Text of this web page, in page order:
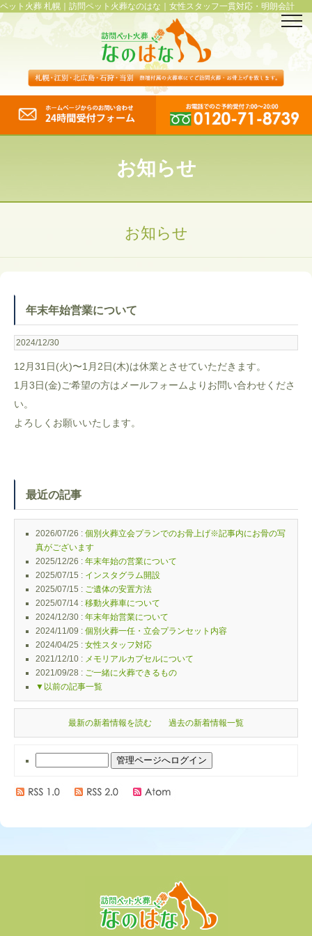
ペット火葬 札幌｜訪問ペット火葬なのはな｜女性スタッフ一貫対応・明朗会計
お知らせ
お知らせ
年末年始営業について
2024/12/30
12月31日(火)〜1月2日(木)は休業とさせていただきます。
1月3日(金)ご希望の方はメールフォームよりお問い合わせくださ
い。
よろしくお願いいたします。
最近の記事
2026/07/26 : 個別火葬立会プランでのお骨上げ※記事内にお骨の写
真がございます
2025/12/26 : 年末年始の営業について
2025/07/15 : インスタグラム開設
2025/07/15 : ご遺体の安置方法
2025/07/14 : 移動火葬車について
2024/12/30 : 年末年始営業について
2024/11/09 : 個別火葬一任・立会プランセット内容
2024/04/25 : 女性スタッフ対応
2021/12/10 : メモリアルカプセルについて
2021/09/28 : ご一緒に火葬できるもの
▼以前の記事一覧
最新の新着情報を読む 過去の新着情報一覧